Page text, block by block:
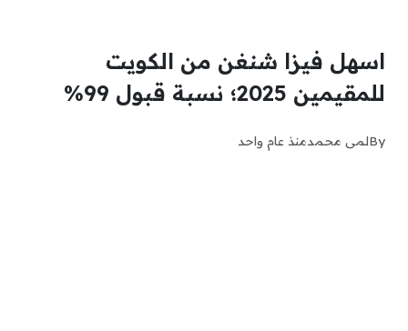
اسهل فيزا شنغن من الكويت
للمقيمين 2025؛ نسبة قبول 99%
Byلمى محمدمنذ عام واحد